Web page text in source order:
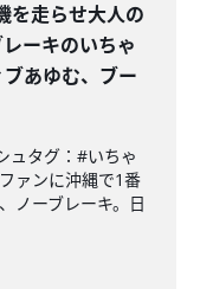
を走らせ大人の
ーキのいちゃ
ブあゆむ、ブー
ュタグ：#いちゃ
ァンに沖縄で1番
ノーブレーキ。日